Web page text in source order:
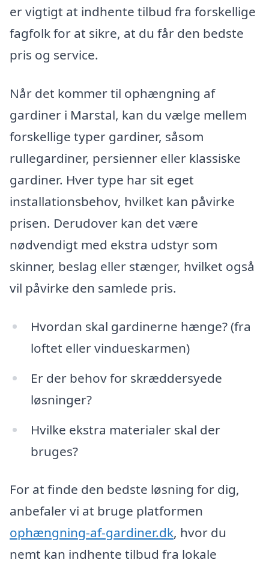
er vigtigt at indhente tilbud fra forskellige
fagfolk for at sikre, at du får den bedste
pris og service.
Når det kommer til ophængning af
gardiner i Marstal, kan du vælge mellem
forskellige typer gardiner, såsom
rullegardiner, persienner eller klassiske
gardiner. Hver type har sit eget
installationsbehov, hvilket kan påvirke
prisen. Derudover kan det være
nødvendigt med ekstra udstyr som
skinner, beslag eller stænger, hvilket også
vil påvirke den samlede pris.
Hvordan skal gardinerne hænge? (fra
loftet eller vindueskarmen)
Er der behov for skræddersyede
løsninger?
Hvilke ekstra materialer skal der
bruges?
For at finde den bedste løsning for dig,
anbefaler vi at bruge platformen
ophængning-af-gardiner.dk, hvor du
nemt kan indhente tilbud fra lokale